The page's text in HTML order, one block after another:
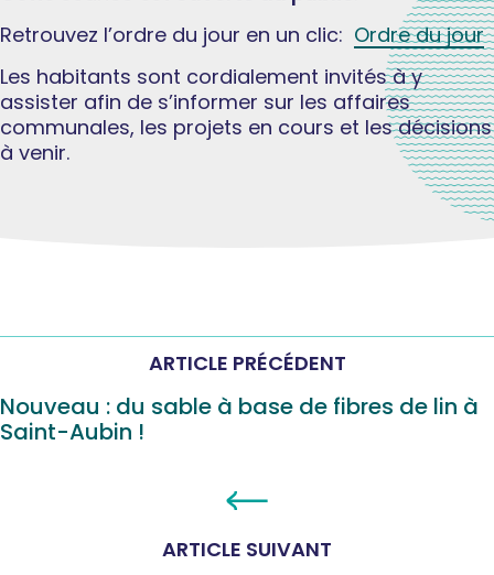
Retrouvez l’ordre du jour en un clic: Ordre du jour
Les habitants sont cordialement invités à y
assister afin de s’informer sur les affaires
communales, les projets en cours et les décisions
à venir.
ARTICLE PRÉCÉDENT
Nouveau : du sable à base de fibres de lin à
Saint-Aubin !
ARTICLE SUIVANT